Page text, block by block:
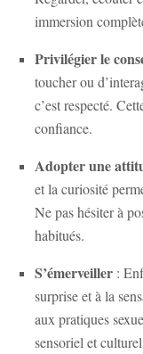
immersion
Privilégier le
toucher ou
c’est respecté.
confiance.
Adopter une
et la curiosité
Ne pas hésiter à
habitués.
S’émerveiller :
surprise et à la
aux pratiques
sensoriel et